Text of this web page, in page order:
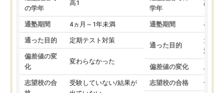
の学年
高1
通塾期間 4ヵ月～1年未満
通った目的 定期テスト対策
偏差値の変
化
変わらなかった
志望校の合
受験していない/結果が
学年
高3
通塾期間 4ヵ月
通った目的
大学
対策
偏差値の変化
志望校の合格 合格